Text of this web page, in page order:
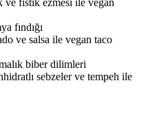
ve fıstık ezmesi ile vegan
fındığı
ve salsa ile vegan taco
biber dilimleri
sebzeler ve tempeh ile